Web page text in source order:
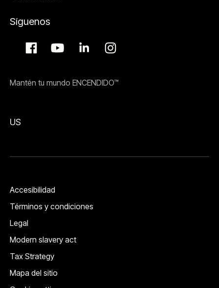
Síguenos
Mantén tu mundo ENCENDIDO™
US
Accesibilidad
Términos y condiciones
Legal
Modern slavery act
Tax Strategy
Mapa del sitio